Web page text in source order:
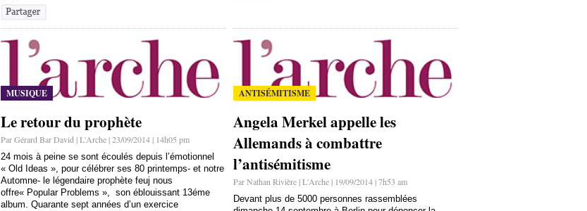
MUSIQUE
Le retour du prophète
Par Gérard Bar David | L'Arche | 23/09/2014 | 14h05 pm
24 mois à peine se sont écoulés depuis l’émotionnel
« Old Ideas », pour célébrer ses 80 printemps- et notre
Automne- le légendaire prophète feuj nous
offre« Popular Problems », son éblouissant 13éme
album. Quarante sept années d’un exercice
ANTISÉMITISME
Angela Merkel appelle les
Allemands à combattre
l’antisémitisme
Par Nathan Rivière | L'Arche | 19/09/2014 | 7h53 am
Devant plus de 5000 personnes rassemblées